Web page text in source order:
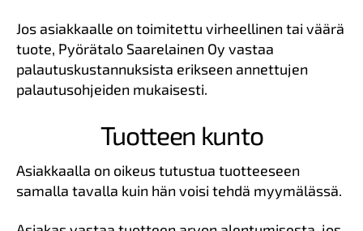
Jos asiakkaalle on toimitettu virheellinen tai väärä
tuote, Pyörätalo Saarelainen Oy vastaa
palautuskustannuksista erikseen annettujen
palautusohjeiden mukaisesti.
Tuotteen kunto
Asiakkaalla on oikeus tutustua tuotteeseen
samalla tavalla kuin hän voisi tehdä myymälässä.